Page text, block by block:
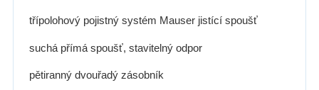
třípolohový pojistný systém Mauser jistící spoušť
suchá přímá spoušť, stavitelný odpor
pětiranný dvouřadý zásobník